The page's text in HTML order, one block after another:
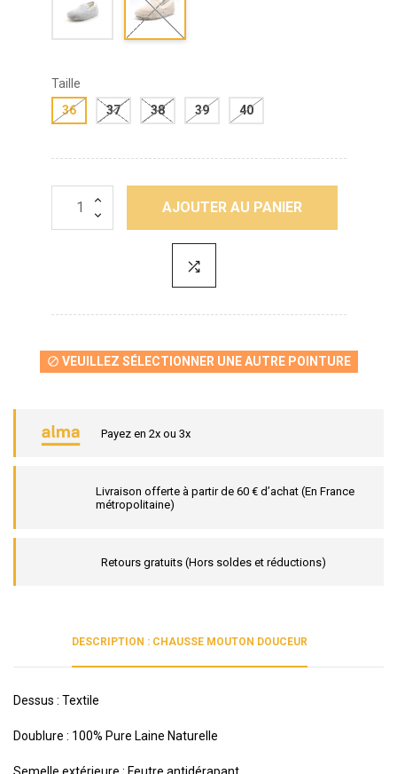
Taille
36
37 38 39 40
AJOUTER AU PANIER
 VEUILLEZ SÉLECTIONNER UNE AUTRE POINTURE
Payez en 2x ou 3x
Livraison offerte à partir de 60 € d’achat (En France
métropolitaine)
Retours gratuits (Hors soldes et réductions)
DESCRIPTION : CHAUSSE MOUTON DOUCEUR
Dessus : Textile
Doublure : 100% Pure Laine Naturelle